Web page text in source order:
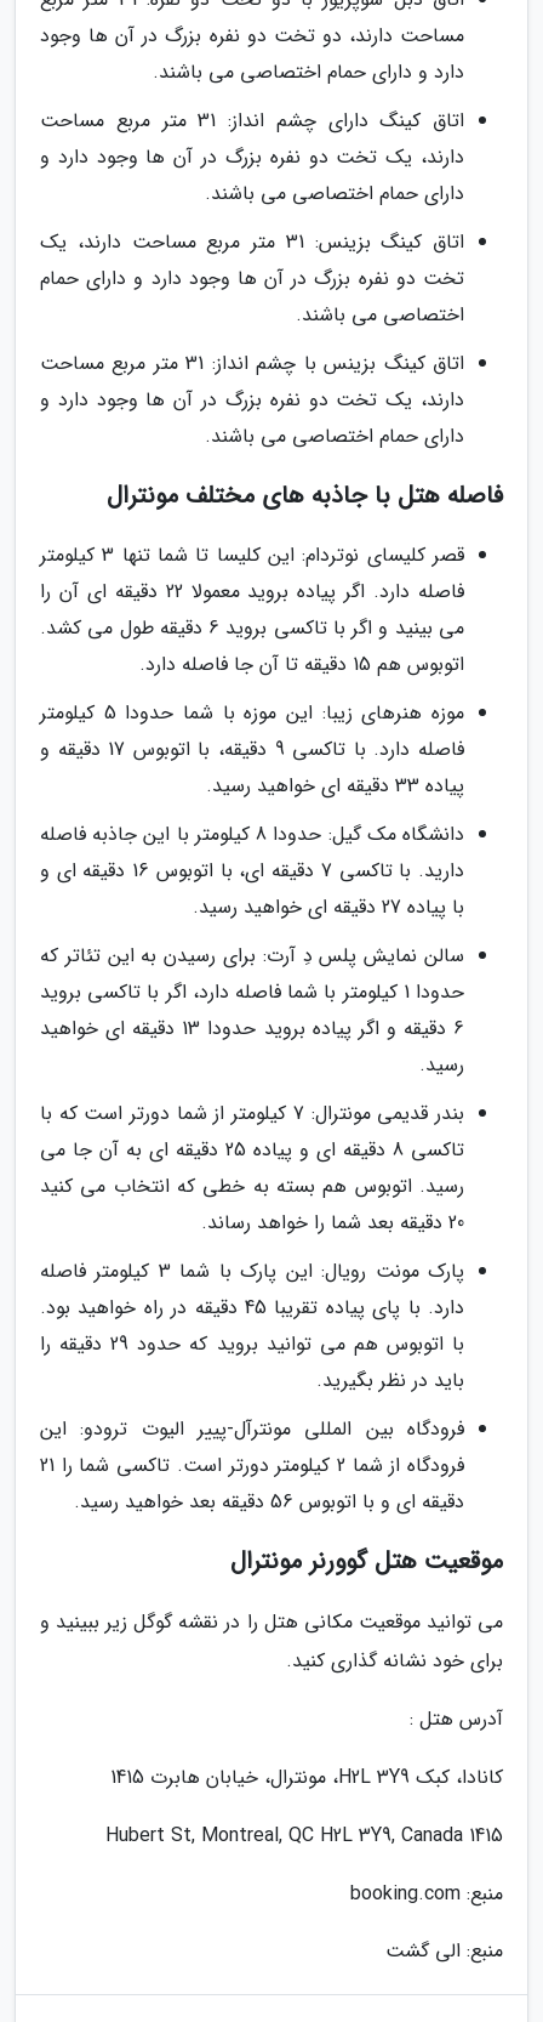
مساحت دارند، دو تخت دو نفره بزرگ در آن ها وجود
دارد و دارای حمام اختصاصی می باشند.
اتاق کینگ دارای چشم انداز: 31 متر مربع مساحت
دارند، یک تخت دو نفره بزرگ در آن ها وجود دارد و
دارای حمام اختصاصی می باشند.
اتاق کینگ بزینس: 31 متر مربع مساحت دارند، یک
تخت دو نفره بزرگ در آن ها وجود دارد و دارای حمام
اختصاصی می باشند.
اتاق کینگ بزینس با چشم انداز: 31 متر مربع مساحت
دارند، یک تخت دو نفره بزرگ در آن ها وجود دارد و
دارای حمام اختصاصی می باشند.
فاصله هتل با جاذبه های مختلف مونترال
قصر کلیسای نوتردام: این کلیسا تا شما تنها 3 کیلومتر
فاصله دارد. اگر پیاده بروید معمولا 22 دقیقه ای آن را
می بینید و اگر با تاکسی بروید 6 دقیقه طول می کشد.
اتوبوس هم 15 دقیقه تا آن جا فاصله دارد.
موزه هنرهای زیبا: این موزه با شما حدودا 5 کیلومتر
فاصله دارد. با تاکسی 9 دقیقه، با اتوبوس 17 دقیقه و
پیاده 33 دقیقه ای خواهید رسید.
دانشگاه مک گیل: حدودا 8 کیلومتر با این جاذبه فاصله
دارید. با تاکسی 7 دقیقه ای، با اتوبوس 16 دقیقه ای و
با پیاده 27 دقیقه ای خواهید رسید.
سالن نمایش پلس دِ آرت: برای رسیدن به این تئاتر که
حدودا 1 کیلومتر با شما فاصله دارد، اگر با تاکسی بروید
6 دقیقه و اگر پیاده بروید حدودا 13 دقیقه ای خواهید
رسید.
بندر قدیمی مونترال: 7 کیلومتر از شما دورتر است که با
تاکسی 8 دقیقه ای و پیاده 25 دقیقه ای به آن جا می
رسید. اتوبوس هم بسته به خطی که انتخاب می کنید
20 دقیقه بعد شما را خواهد رساند.
پارک مونت رویال: این پارک با شما 3 کیلومتر فاصله
دارد. با پای پیاده تقریبا 45 دقیقه در راه خواهید بود.
با اتوبوس هم می توانید بروید که حدود 29 دقیقه را
باید در نظر بگیرید.
فرودگاه بین المللی مونترآل-پییر الیوت ترودو: این
فرودگاه از شما 2 کیلومتر دورتر است. تاکسی شما را 21
دقیقه ای و با اتوبوس 56 دقیقه بعد خواهید رسید.
موقعیت هتل گوورنر مونترال
می توانید موقعیت مکانی هتل را در نقشه گوگل زیر ببینید و
برای خود نشانه گذاری کنید.
آدرس هتل :
کانادا، کبک H2L 3Y9، مونترال، خیابان هابرت 1415
1415 Hubert St, Montreal, QC H2L 3Y9, Canada
منبع: booking.com
منبع: الی گشت